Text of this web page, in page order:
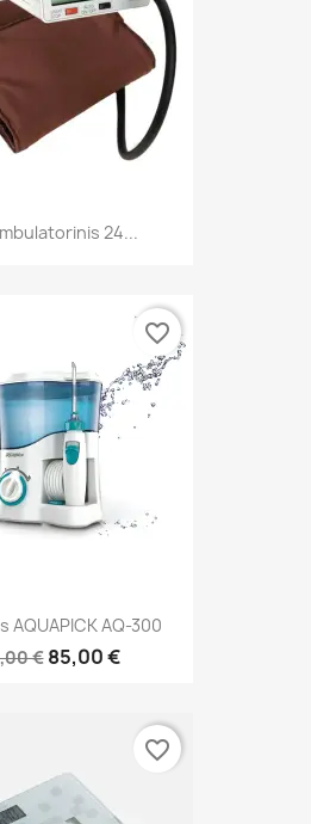
24...
AQUAPICK AQ-300
€ 85,00 €
favorite_border
favorite_border